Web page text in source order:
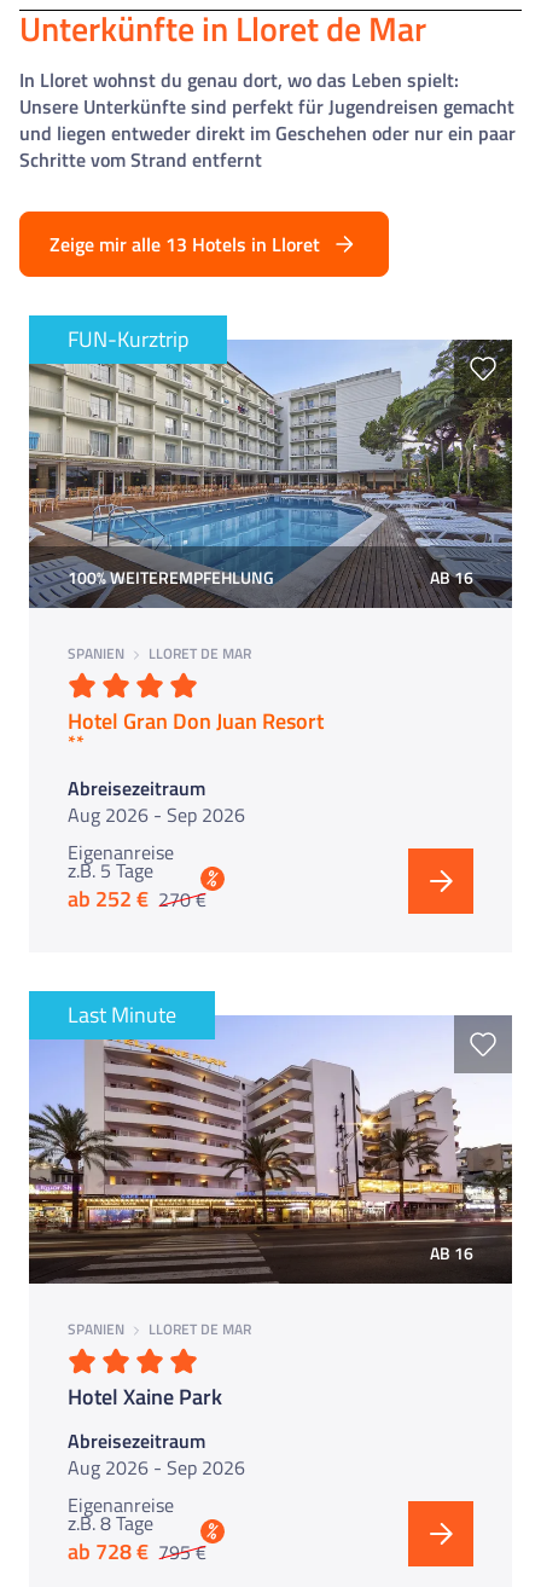
Unterkünfte in Lloret de Mar
In Lloret wohnst du genau dort, wo das Leben spielt:
Unsere Unterkünfte sind perfekt für Jugendreisen gemacht
und liegen entweder direkt im Geschehen oder nur ein paar
Schritte vom Strand entfernt
Zeige mir alle 13 Hotels in Lloret
FUN-Kurztrip
100% WEITEREMPFEHLUNG AB 16
SPANIEN LLORET DE MAR
Hotel Gran Don Juan Resort
*** Jetzt Kurztrip buchen ***
Abreisezeitraum
Aug 2026 - Sep 2026
Eigenanreise
z.B. 5 Tage
ab 252 € 270 €
%
Last Minute
AB 16
SPANIEN LLORET DE MAR
Hotel Xaine Park
Abreisezeitraum
Aug 2026 - Sep 2026
Eigenanreise
z.B. 8 Tage
ab 728 € 795 €
%